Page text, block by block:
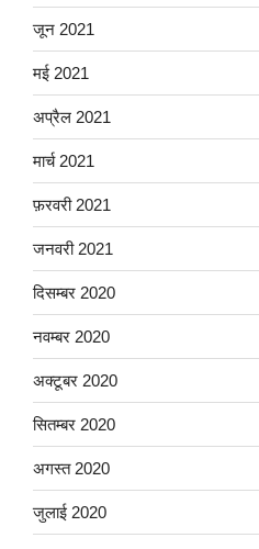
जून 2021
मई 2021
अप्रैल 2021
मार्च 2021
फ़रवरी 2021
जनवरी 2021
दिसम्बर 2020
नवम्बर 2020
अक्टूबर 2020
सितम्बर 2020
अगस्त 2020
जुलाई 2020